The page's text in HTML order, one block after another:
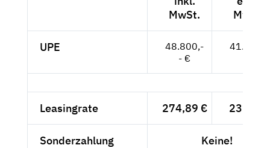
MwSt.
MwSt.
UPE
48.800,-
- €
41.008,-
Leasingrate 274,89 € 231,-- €
Sonderzahlung Keine!